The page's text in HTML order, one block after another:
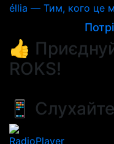
éllia — Тим, кого це
👍
ROKS!
📱
RadioPlayer